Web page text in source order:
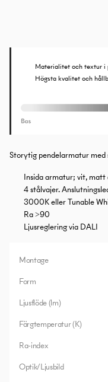
Materialitet och textur i
Högsta kvalitet och
Storytig pendelarmatur med
Insida armatur; vit,
4 stålvajer.
3000K eller Tunable
Ra >90
Ljusreglering via DALI
Montage
Form
Ljusflöde (lm)
Färgtemperatur (K)
Ra-index
Optik/Ljusbild